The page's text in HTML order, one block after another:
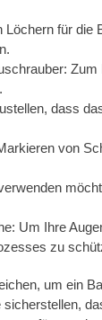
Löchern für die
dass
von
Um Ihre
zu
um ein